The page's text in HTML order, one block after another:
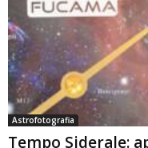
Astrofotografia
Tempo Siderale: